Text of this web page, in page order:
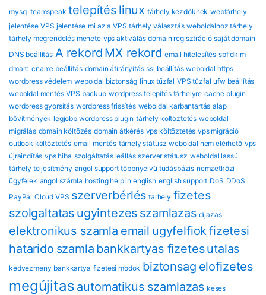
mysql teamspeak telepítés linux tárhely kezdőknek webtárhely
jelentése VPS jelentése mi az a VPS tárhely választás weboldalhoz tárhely
tárhely megrendelés menete vps aktiválás domain regisztráció saját domain
DNS beállítás A rekord MX rekord email hitelesítés spf dkim
dmarc cname beállítás domain átirányítás ssl beállítás weboldal https
wordpress védelem weboldal biztonság linux tűzfal VPS tűzfal ufw beállítás
weboldal mentés VPS backup wordpress telepítés tárhelyre cache plugin
wordpress gyorsítás wordpress frissítés weboldal karbantartás alap
bővítmények legjobb wordpress plugin tárhely költöztetés weboldal
migrálás domain költözés domain átkérés vps költöztetés vps migráció
outlook költöztetés email mentés tárhely státusz weboldal nem elérhető vps
újraindítás vps hiba szolgáltatás leállás szerver státusz weboldal lassú
tárhely teljesítmény angol support többnyelvű tudásbázis nemzetközi
ügyfelek angol számla hosting help in english english support DoS DDoS
PayPal Cloud VPS szerverbérlés tarhely fizetes
szolgaltatas ugyintezes szamlazas dijazas
elektronikus szamla email ugyfelfiok fizetesi
hatarido szamla bankkartyas fizetesutalas
kedvezmeny bankkartya fizetesi modok biztonsag eloﬁzetes
megújitas automatikus szamlazas keses